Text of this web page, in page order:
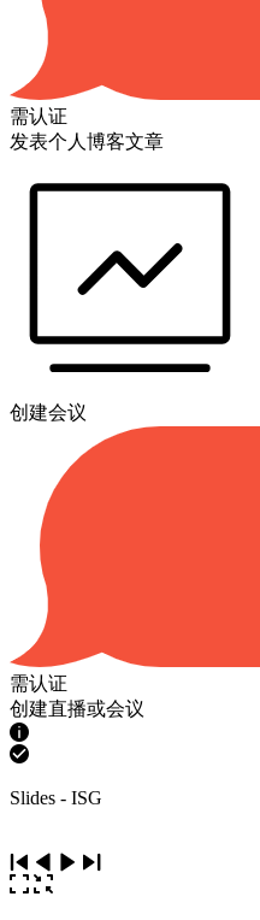
需认证
发表个人博客文章
创建会议
需认证
创建直播或会议
Slides - ISG